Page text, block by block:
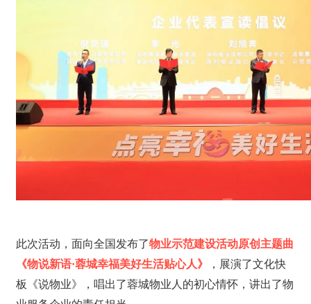
此次活动，面向全国发布了物业示范建设活动原创主题曲
《物说新语·蓉城幸福美好生活贴心人》
，展演了文化快
板《说物业》，唱出了蓉城物业人的初心情怀，讲出了物